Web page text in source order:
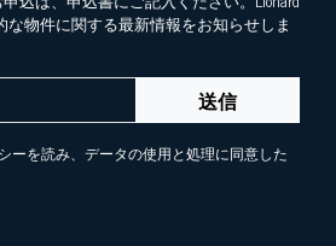
な物件に関する最新情報をお知らせしま
送信
ーを読み、データの使用と処理に同意した